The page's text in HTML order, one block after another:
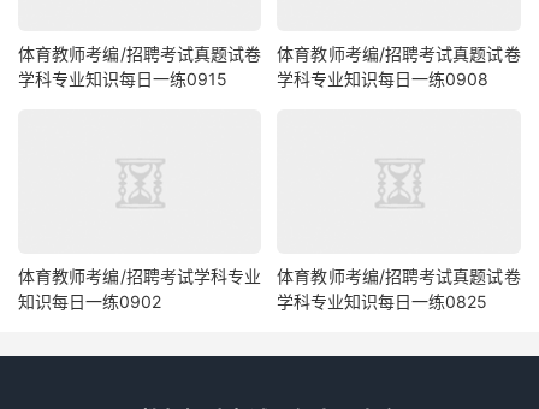
体育教师考编/招聘考试真题试卷
学科专业知识每日一练0915
体育教师考编/招聘考试真题试卷
学科专业知识每日一练0908
体育教师考编/招聘考试学科专业
知识每日一练0902
体育教师考编/招聘考试真题试卷
学科专业知识每日一练0825